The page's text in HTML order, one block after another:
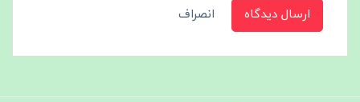
ارسال دیدگاه انصراف